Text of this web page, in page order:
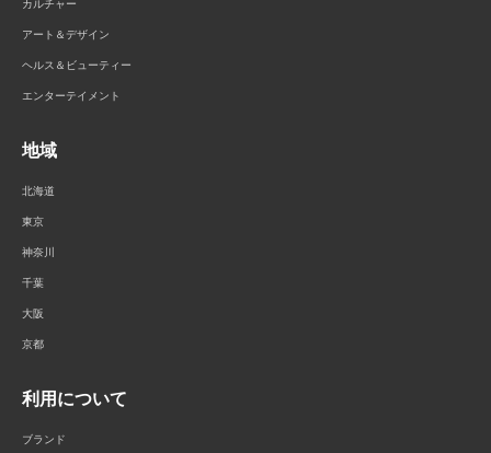
カルチャー
アート＆デザイン
ヘルス＆ビューティー
エンターテイメント
地域
北海道
東京
神奈川
千葉
大阪
京都
利用について
ブランド